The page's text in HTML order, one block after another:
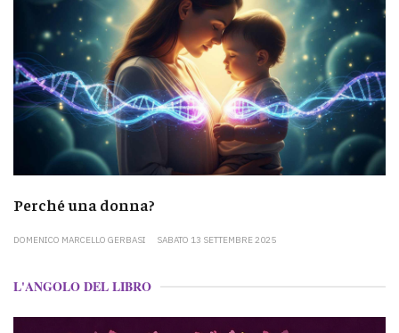
Perché una donna?
DOMENICO MARCELLO GERBASI SABATO 13 SETTEMBRE 2025
L'ANGOLO DEL LIBRO